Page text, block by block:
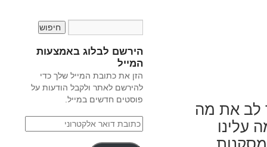
לב את מה
עלינו
הירשם לבלוג באמצעות
המייל
הזן את כתובת המייל שלך כדי
להירשם לאתר ולקבל הודעות על
פוסטים חדשים במייל.